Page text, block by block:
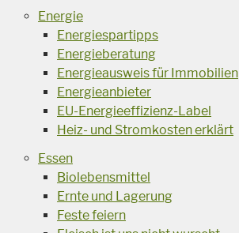
Energie
Energiespartipps
Energieberatung
Energieausweis für Immobilien
Energieanbieter
EU-Energieeffizienz-Label
Heiz- und Stromkosten erklärt
Essen
Biolebensmittel
Ernte und Lagerung
Feste feiern